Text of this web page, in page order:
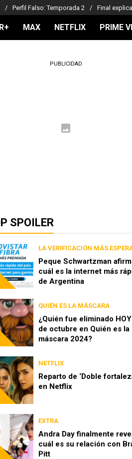
Perfil Falso: Temporada 2 Final
MAX NETFLIX PRIME
PUBLICIDAD
SPOILER
LA VERIFICACIÓN MÁS
Peque Schwartzman
cuál es la internet más
de Argentina
QUIÉN ES LA MÁSCARA
¿Quién fue eliminado
de octubre en Quién es la
máscara 2024?
NETFLIX
Reparto de ‘Doble
en Netflix
EXTRA
Andra Day finalmente
cuál es su relación con
Pitt